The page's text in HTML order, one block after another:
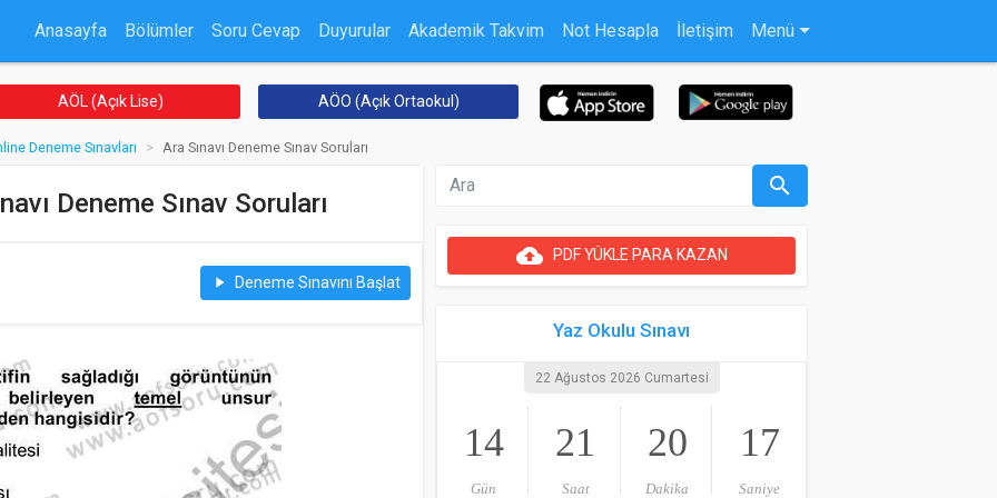
Anasayfa Bölümler Soru Cevap Duyurular Akademik Takvim Not Hesapla İletişim Menü
AÖL (Açık Lise) AÖO (Açık Ortaokul)
Deneme Sınavları Ara Sınavı Deneme Sınav Soruları
Deneme Sınav Soruları
play_arrow Deneme Sınavını Başlat
search
cloud_uploadPDF YÜKLE PARA KAZAN
Yaz Okulu Sınavı
22 Ağustos 2026 Cumartesi
14
Gün
21
Saat
20
Dakika
16
Saniye